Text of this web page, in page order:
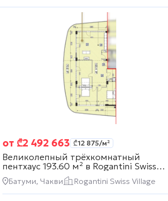
от ₾2 492 663 ₾12 875/м²
Великолепный трёхкомнатный
пентхаус 193.60 м² в Rogantini Swiss
Village
Батуми, Чакви Rogantini Swiss Village